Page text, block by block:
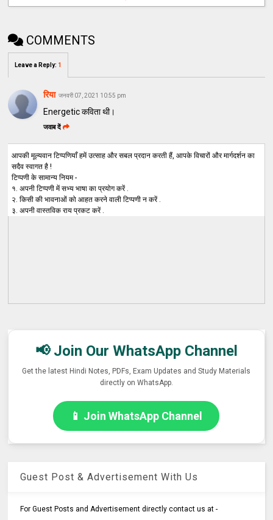
COMMENTS
Leave a Reply: 1
रिया जनवरी 07, 2021 10:55 pm
Energetic कविता थी।
जवाब दें
आपकी मूल्यवान टिप्पणियाँ हमें उत्साह और सबल प्रदान करती हैं, आपके विचारों और मार्गदर्शन का
सदैव स्वागत है !
टिप्पणी के सामान्य नियम -
१. अपनी टिप्पणी में सभ्य भाषा का प्रयोग करें .
२. किसी की भावनाओं को आहत करने वाली टिप्पणी न करें .
३. अपनी वास्तविक राय प्रकट करें .
📢 Join Our WhatsApp Channel
Get the latest Hindi Notes, PDFs, Exam Updates and Study Materials
directly on WhatsApp.
📱 Join WhatsApp Channel
Guest Post & Advertisement With Us
For Guest Posts and Advertisement directly contact us at -